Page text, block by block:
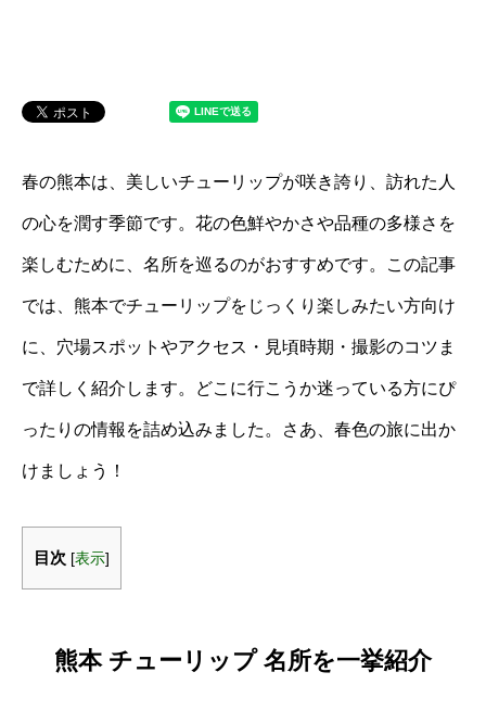
春の熊本は、美しいチューリップが咲き誇り、訪れた人
の心を潤す季節です。花の色鮮やかさや品種の多様さを
楽しむために、名所を巡るのがおすすめです。この記事
では、熊本でチューリップをじっくり楽しみたい方向け
に、穴場スポットやアクセス・見頃時期・撮影のコツま
で詳しく紹介します。どこに行こうか迷っている方にぴ
ったりの情報を詰め込みました。さあ、春色の旅に出か
けましょう！
目次 [表示]
熊本 チューリップ 名所を一挙紹介